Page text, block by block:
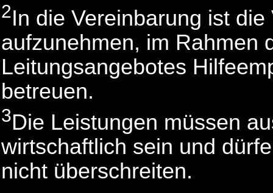
2In die Vereinbarung ist
aufzunehmen, im Rahmen
Leitungsangebotes
betreuen.
3Die Leistungen müssen
wirtschaftlich sein und
nicht überschreiten.